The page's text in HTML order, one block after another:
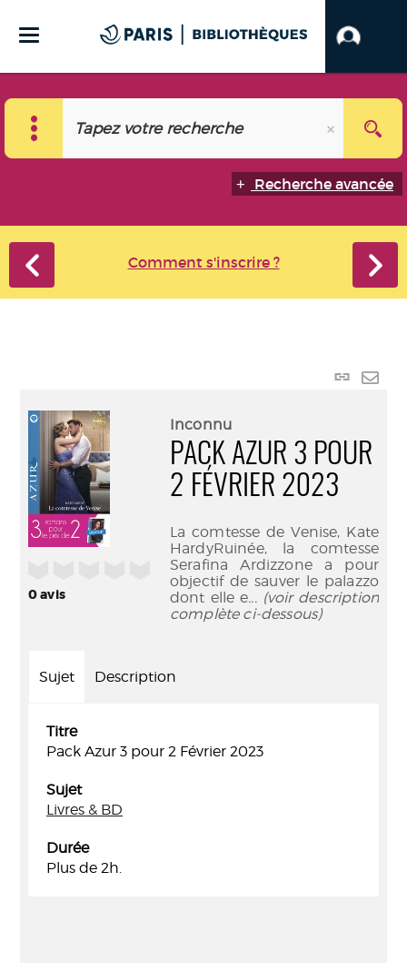
Recherche avancée
Comment s'inscrire ?
Lien
mail
0avis
Inconnu
PACK AZUR 3 POUR
2 FÉVRIER 2023
La comtesse de Venise, Kate
HardyRuinée, la comtesse
Serafina Ardizzone a pour
objectif de sauver le palazzo
dont elle e... (voir description
complète ci-dessous)
Sujet Description
Titre
Pack Azur 3 pour 2 Février 2023
Sujet
Livres & BD
Durée
Plus de 2h.